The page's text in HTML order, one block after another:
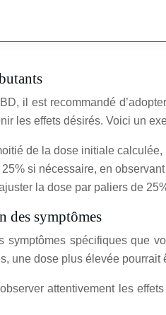
il est recommandé
les effets désirés. Voici un
de la dose initiale
si nécessaire, en
la dose par paliers de
des symptômes
symptômes spécifiques que
une dose plus élevée pourrait
attentivement les